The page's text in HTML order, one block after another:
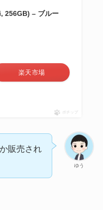
256GB) – ブルー
楽天市場
ポチップ
ゆう
販売され